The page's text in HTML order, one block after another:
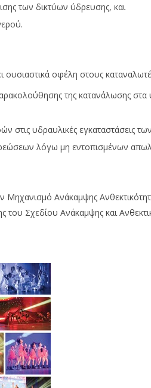
των δικτύων ύδρευσης, και
οφέλη στους
της κατανάλωσης
στις υδραυλικές εγκαταστάσεις
λόγω μη εντοπισμένων
Μηχανισμό Ανάκαμψης
του Σχεδίου Ανάκαμψης και